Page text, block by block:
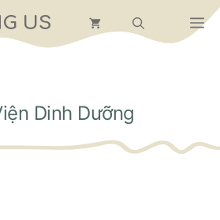
US
Dinh Dưỡng